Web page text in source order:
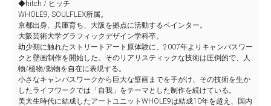
◆hitch / ヒッチ
WHOLE9, SOULFLEX所属。
京都出身、兵庫育ち、大阪を拠点に活動するペインター。
大阪芸術大学グラフィックデザイン学科卒。
幼少期に触れたストリートアート原体験に、2007年よりキャンバスワー
クと壁画制作を開始した。そのリアリスティックな技術は圧倒的で、人
物/植物/動物を自在に表現する。
小さなキャンバスワークから巨大な壁画までを手がけ、その技術を生か
したライフワークでは「自我」をテーマとした制作を続けている。
美大生時代に結成したアートユニットWHOLE9は結成10年を超え、国内